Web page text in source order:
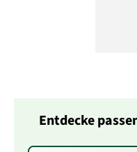
Entdecke